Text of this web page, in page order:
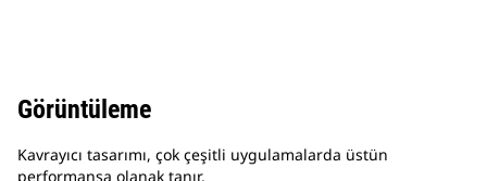
Görüntüleme
Kavrayıcı tasarımı, çok çeşitli uygulamalarda üstün
performansa olanak tanır.